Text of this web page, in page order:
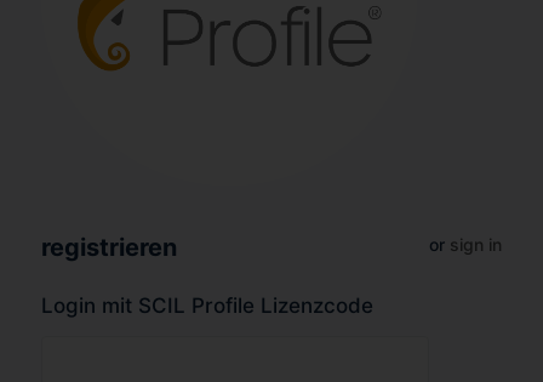
registrieren or sign in
Login mit SCIL Profile Lizenzcode